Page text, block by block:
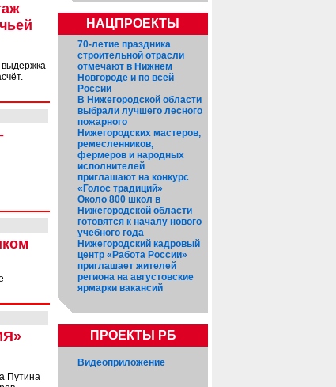
Путина
НАЦПРОЕКТЫ
70-летие праздника
строительной отрасли
отмечают в Нижнем
Новгороде и по всей
России
В Нижегородской области
выбрали лучшего лесного
пожарного
Нижегородских мастеров,
ремесленников,
фермеров и народных
исполнителей
приглашают на конкурс
«Голос традиций»
Около 800 школ в
Нижегородской области
готовятся к началу нового
учебного года
Нижегородский кадровый
центр «Работа России»
приглашает жителей
региона на августовские
ярмарки вакансий
ПРОЕКТЫ РБ
Видеоприложение